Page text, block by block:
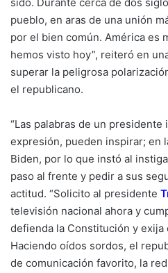
pueblo, en aras de una unión
por el bien común. América es
hemos visto hoy”, reiteró en
superar la peligrosa
el republicano.
“Las palabras de un
expresión, pueden inspirar; en
Biden, por lo que instó al
paso al frente y pedir a sus
actitud. “Solicito al presidente
televisión nacional ahora y
defienda la Constitución y exija
Haciendo oídos sordos, el
de comunicación favorito, la